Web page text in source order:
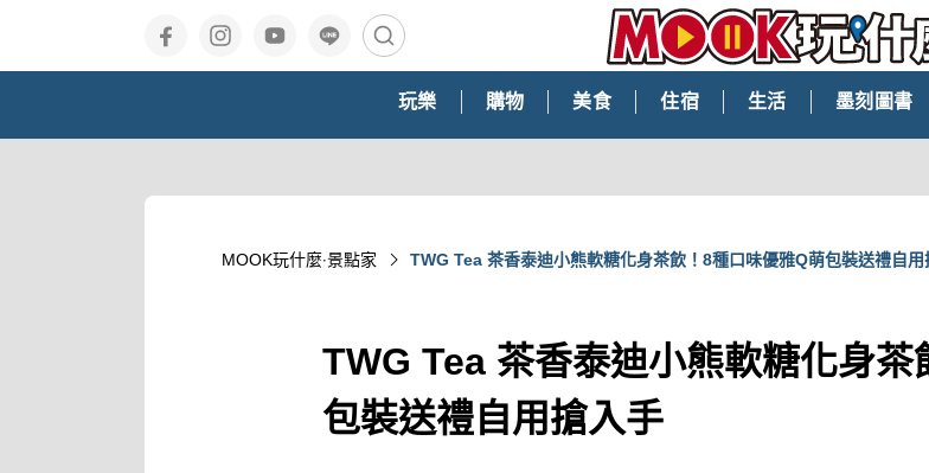
玩樂 購物 美食 住宿 生活 墨刻圖書
MOOK玩什麼‧景點家 TWG Tea 茶香泰迪小熊軟糖化身茶飲！8種口味優雅Q萌包裝送禮自用
TWG Tea 茶香泰迪小熊軟糖化身
包裝送禮自用搶入手